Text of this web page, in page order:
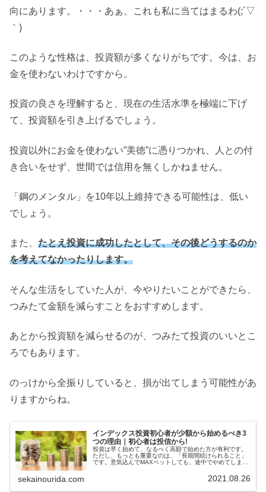
向にあります。・・・あぁ、これも私に当てはまるわ(;´▽
｀)
このような性格は、投資額が多くなりがちです。今は、お
金を使わないわけですから。
投資の良さを理解すると、現在の生活水準を極端に下げ
て、投資額を引き上げるでしょう。
投資以外にお金を使わない”美徳”に憑りつかれ、人との付
き合いをせず、世間では信用を無くしかねません。
「鋼のメンタル」を10年以上維持できる可能性は、低い
でしょう。
また、 たとえ投資に成功したとして、その後どうするのか
を考えてなかったりします。
そんな生活をしていた人が、今やりたいことができたら、
つみたて金額を減らすことをおすすめします。
あとから投資額を減らせるのが、つみたて投資のいいとこ
ろでもあります。
のっけから全振りしていると、損が出てしまう可能性があ
りますからね。
インデックス投資初心者が少額から始めるべき3
つの理由｜初心者は投信から!
投資は早く始めて、なるべく高額で始めた方が有利です。
ただし、もっとも重要なのは、「長期間続けられること」
です。意気込んでMAXベットしても、途中でやめてしまっ
sekainourida.com 2021.08.26